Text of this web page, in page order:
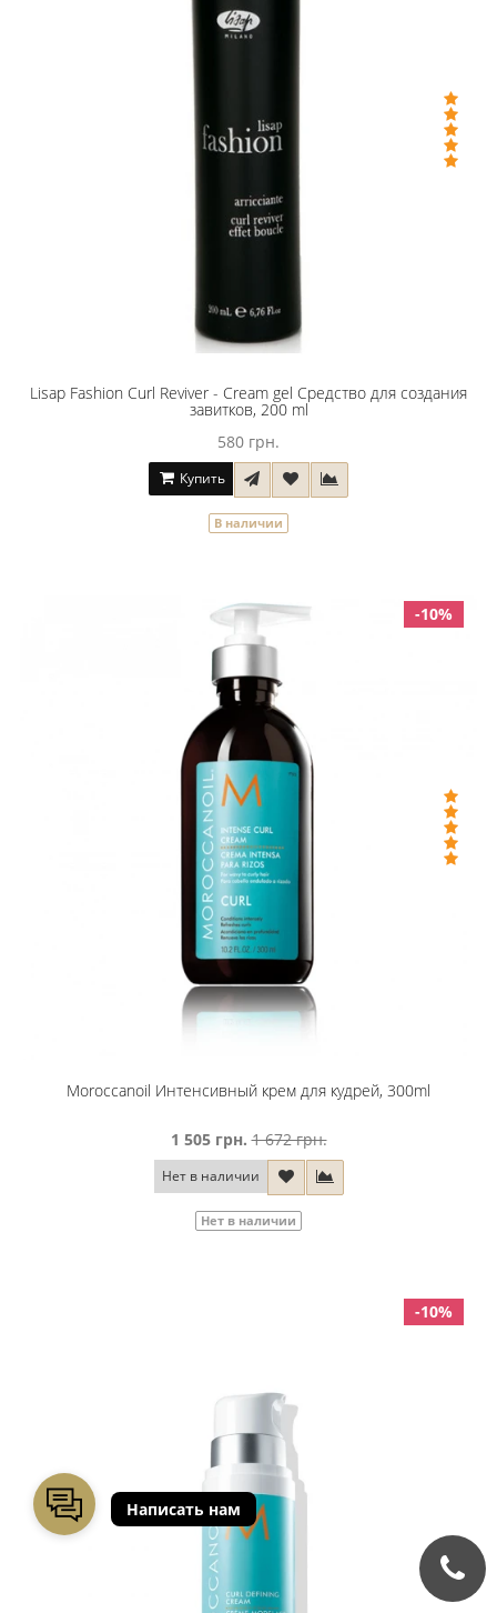
Lisap Fashion Curl Reviver - Cream gel Средство для создания
завитков, 200 ml
580 грн.
Купить
В наличии
-10%
Moroccanoil Интенсивный крем для кудрей, 300ml
1 505 грн. 1 672 грн.
Нет в наличии
Нет в наличии
-10%